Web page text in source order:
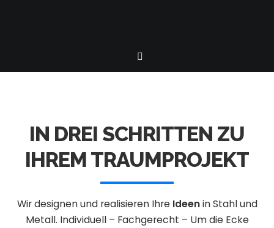
IN DREI SCHRITTEN ZU
IHREM TRAUMPROJEKT
Wir designen und realisieren Ihre Ideenin Stahl und
Metall. Individuell – Fachgerecht – Um die Ecke